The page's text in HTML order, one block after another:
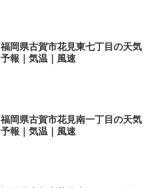
福岡県古賀市花見東七丁目の天気
予報｜気温｜風速
福岡県古賀市花見南一丁目の天気
予報｜気温｜風速